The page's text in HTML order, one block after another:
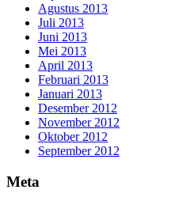
Agustus 2013
Juli 2013
Juni 2013
Mei 2013
April 2013
Februari 2013
Januari 2013
Desember 2012
November 2012
Oktober 2012
September 2012
Meta